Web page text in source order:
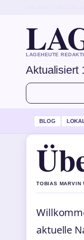
LAGEHEUTE
Aktualisiert
BLOG
TOBIAS MARVIN
aktuelle